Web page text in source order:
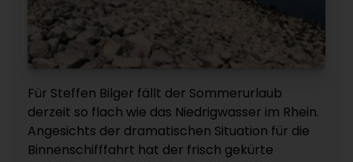
Für Steffen Bilger fällt der Sommerurlaub
derzeit so flach wie das Niedrigwasser im Rhein.
Angesichts der dramatischen Situation für die
Binnenschifffahrt hat der frisch gekürte